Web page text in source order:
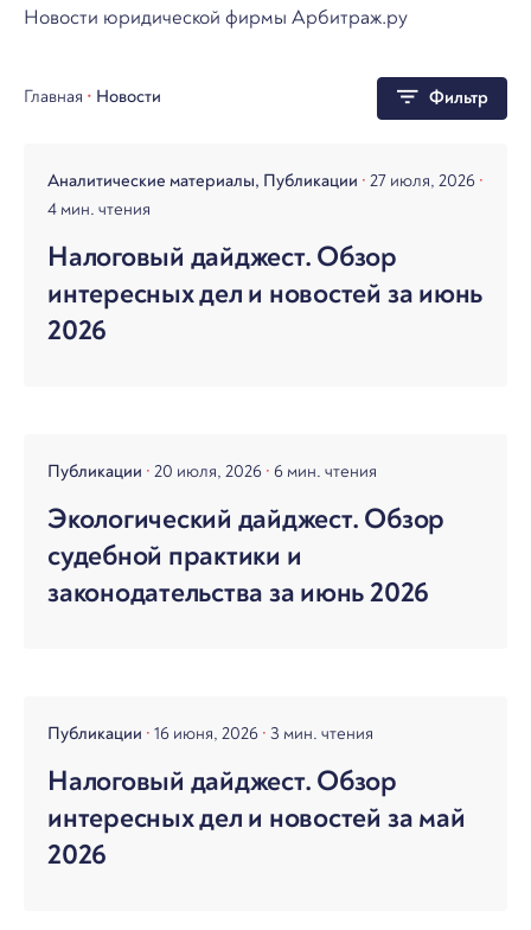
Новости юридической фирмы Арбитраж.ру
Главная • Новости Фильтр
Аналитические материалы Публикации 27 июля, 2026
4 мин. чтения
Налоговый дайджест. Обзор
интересных дел и новостей за июнь
2026
Публикации 20 июля, 2026 6 мин. чтения
Экологический дайджест. Обзор
судебной практики и
законодательства за июнь 2026
Публикации 16 июня, 2026 3 мин. чтения
Налоговый дайджест. Обзор
интересных дел и новостей за май
2026